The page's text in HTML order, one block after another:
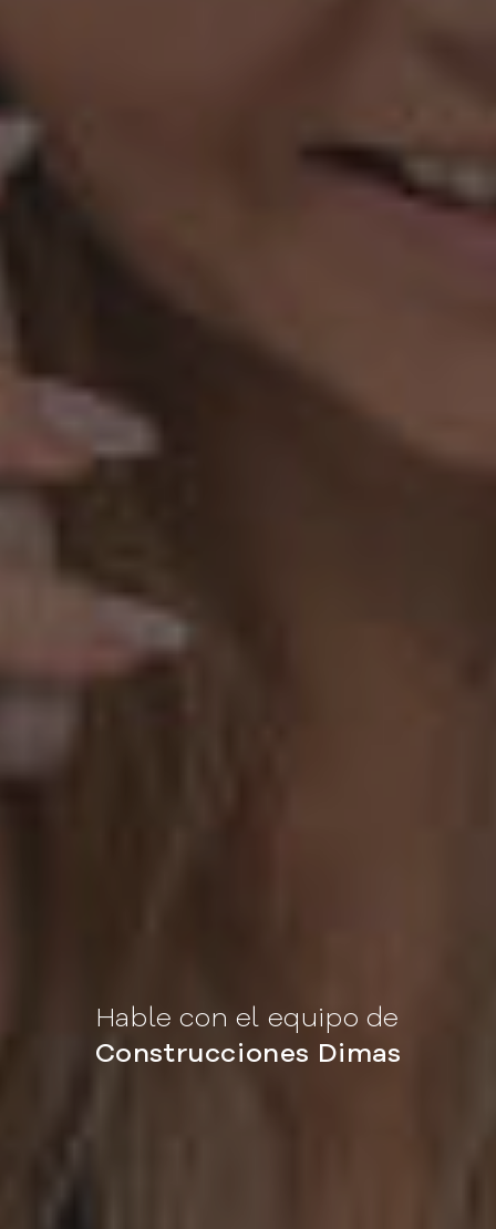
Hable con el equipo de
Construcciones Dimas